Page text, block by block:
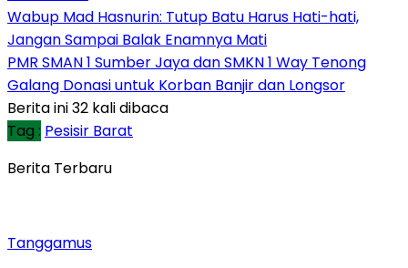
Wabup Mad Hasnurin: Tutup Batu Harus Hati-hati,
Jangan Sampai Balak Enamnya Mati
PMR SMAN 1 Sumber Jaya dan SMKN 1 Way Tenong
Galang Donasi untuk Korban Banjir dan Longsor
Berita ini 32 kali dibaca
Tag : Pesisir Barat
Berita Terbaru
Tanggamus